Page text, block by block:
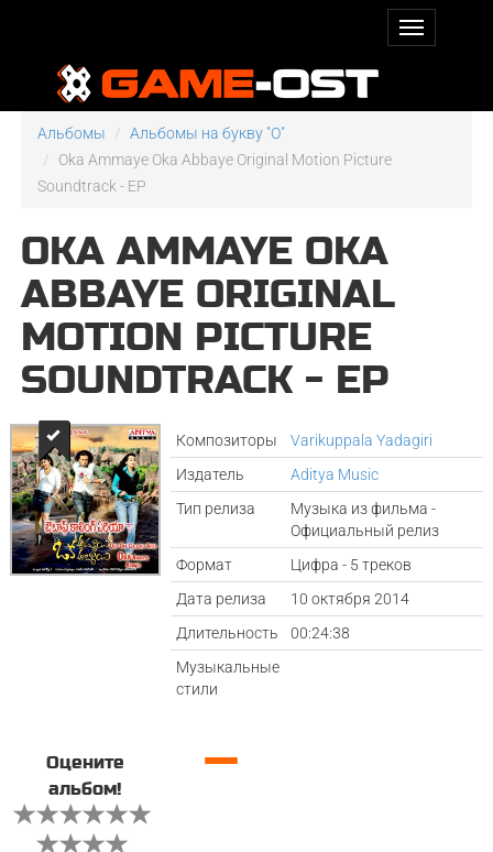
Альбомы
Альбомы на букву "O"
Oka Ammaye Oka Abbaye Original Motion Picture
Soundtrack - EP
OKA AMMAYE OKA
ABBAYE ORIGINAL
MOTION PICTURE
SOUNDTRACK - EP
Композиторы
Varikuppala Yadagiri
Издатель
Aditya Music
Тип релиза
Музыка из фильма -
Официальный релиз
Формат
Цифра - 5 треков
Дата релиза
10 октября 2014
Длительность
00:24:38
Музыкальные
стили
Оцените
альбом!
—